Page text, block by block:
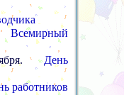
Всемирный
День
работников